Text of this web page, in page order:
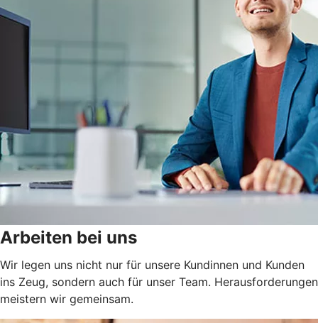
Arbeiten bei uns
Wir legen uns nicht nur für unsere Kundinnen und Kunden
ins Zeug, sondern auch für unser Team. Herausforderungen
meistern wir gemeinsam.